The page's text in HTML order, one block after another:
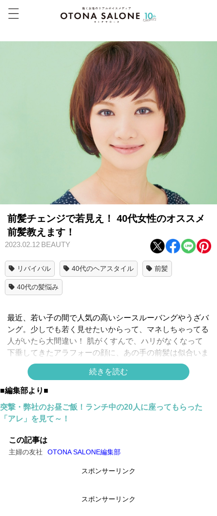
前髪チェンジで若見え！ 40代女性のオススメ
前髪教えます！
2023.02.12 BEAUTY
リバイバル 40代のヘアスタイル 前髪
40代の髪悩み
最近、若い子の間で人気の高いシースルーバングやうざバ
ング。少しでも若く見せたいからって、マネしちゃってる
人がいたら大間違い！ 肌がくすんで、ハリがなくなって
下垂してきたアラフォーの顔に、あの手の前髪は似合いま
せん。
逆に、年齢を重ねたからこそ似合うようになる前髪がある
のをご存知でしたか？ そこで今回は、アラフォー女性に
オススメの前髪デザインをご紹介。長さは変えたくないけ
ど、イメチェンしたい人は必見。しかもどのデザインも若
80年代にオンザ眉毛と呼ばれた、あの前髪がアラフォー女
続きを読む
■編集部より■
突撃・弊社のお昼ご飯！ランチ中の20人に座ってもらった
「アレ」を見て～！
この記事は
主婦の友社 OTONA SALONE編集部
スポンサーリンク
スポンサーリンク